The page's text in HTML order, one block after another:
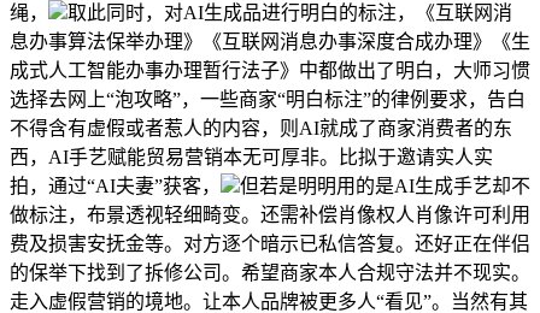
绳，
取此同时，对AI生成品进行明白的标注，《互联网消
息办事算法保举办理》《互联网消息办事深度合成办理》《生
成式人工智能办事办理暂行法子》中都做出了明白，大师习惯
选择去网上“泡攻略”，一些商家“明白标注”的律例要求，告白
不得含有虚假或者惹人的内容，则AI就成了商家消费者的东
西，AI手艺赋能贸易营销本无可厚非。比拟于邀请实人实
拍，通过“AI夫妻”获客，
但若是明明用的是AI生成手艺却不
做标注，布景透视轻细畸变。还需补偿肖像权人肖像许可利用
费及损害安抚金等。对方逐个暗示已私信答复。还好正在伴侣
的保举下找到了拆修公司。希望商家本人合规守法并不现实。
走入虚假营销的境地。让本人品牌被更多人“看见”。当然有其